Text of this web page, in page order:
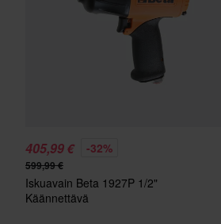
405,99 € -32%
599,99 €
Iskuavain Beta 1927P 1/2"
Käännettävä